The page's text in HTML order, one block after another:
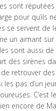
sont
pour qu’ils
se servent de
un aimant
sont aussi
des sirènes
retrouver
les pas d’un
C’est
encore de